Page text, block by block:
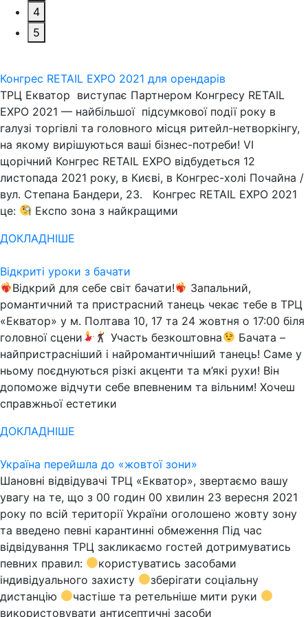
4
5
Конгрес RETAIL EXPO 2021 для орендарів
ТРЦ Екватор виступає Партнером Конгресу RETAIL
EXPO 2021 — найбільшої підсумкової події року в
галузі торгівлі та головного місця ритейл-нетворкінгу,
на якому вирішуються ваші бізнес-потреби! VІ
щорічний Конгрес RETAIL EXPO відбудеться 12
листопада 2021 року, в Києві, в Конгрес-холі Почайна /
вул. Степана Бандери, 23. Конгрес RETAIL EXPO 2021
це:
Експо зона з найкращими
ДОКЛАДНІШЕ
Відкриті уроки з бачати
Відкрий для себе світ бачати!
Запальний,
романтичний та пристрасний танець чекає тебе в ТРЦ
«Екватор» у м. Полтава 10, 17 та 24 жовтня о 17:00 біля
головної сцени
Участь безкоштовна
Бачата –
найпристрасніший і найромантичніший танець! Саме у
ньому поєднуються різкі акценти та м’які рухи! Він
допоможе відчути себе впевненим та вільним! Хочеш
справжньої естетики
ДОКЛАДНІШЕ
Україна перейшла до «жовтої зони»
Шановні відвідувачі ТРЦ «Екватор», звертаємо вашу
увагу на те, що з 00 годин 00 хвилин 23 вересня 2021
року по всій території України оголошено жовту зону
та введено певні карантинні обмеження Під час
відвідування ТРЦ закликаємо гостей дотримуватись
певних правил:
користуватись засобами
індивідуального захисту
зберігати соціальну
дистанцію
частіше та ретельніше мити руки
використовувати антисептичні засоби